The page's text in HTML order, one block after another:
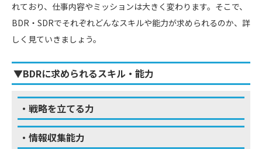
れており、仕事内容やミッションは大きく変わります。そこで、
BDR・SDRでそれぞれどんなスキルや能力が求められるのか、詳
しく見ていきましょう。
▼BDRに求められるスキル・能力
・戦略を立てる力
・情報収集能力